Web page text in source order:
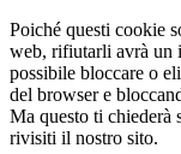
Poiché questi cookie
web, rifiutarli avrà un
possibile bloccare o
del browser e
Ma questo ti chiederà
rivisiti il nostro sito.